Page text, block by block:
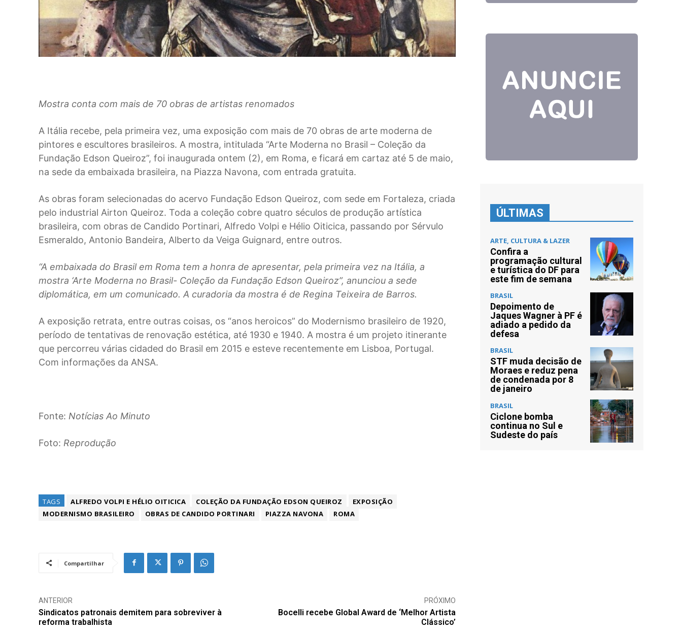
Mostra conta com mais de 70 obras de artistas renomados
A Itália recebe, pela primeira vez, uma exposição com mais de 70 obras de arte moderna de
pintores e escultores brasileiros. A mostra, intitulada “Arte Moderna no Brasil – Coleção da
Fundação Edson Queiroz”, foi inaugurada ontem (2), em Roma, e ficará em cartaz até 5 de maio,
na sede da embaixada brasileira, na Piazza Navona, com entrada gratuita.
As obras foram selecionadas do acervo Fundação Edson Queiroz, com sede em Fortaleza, criada
pelo industrial Airton Queiroz. Toda a coleção cobre quatro séculos de produção artística
brasileira, com obras de Candido Portinari, Alfredo Volpi e Hélio Oiticica, passando por Sérvulo
Esmeraldo, Antonio Bandeira, Alberto da Veiga Guignard, entre outros.
“A embaixada do Brasil em Roma tem a honra de apresentar, pela primeira vez na Itália, a
mostra ‘Arte Moderna no Brasil- Coleção da Fundação Edson Queiroz”, anunciou a sede
diplomática, em um comunicado. A curadoria da mostra é de Regina Teixeira de Barros.
A exposição retrata, entre outras coisas, os “anos heroicos” do Modernismo brasileiro de 1920,
período de tentativas de renovação estética, até 1930 e 1940. A mostra é um projeto itinerante
que percorreu várias cidaded do Brasil em 2015 e esteve recentemente em Lisboa, Portugal.
Com informações da ANSA.
Fonte: Notícias Ao Minuto
Foto: Reprodução
TAGS ALFREDO VOLPI E HÉLIO OITICICA COLEÇÃO DA FUNDAÇÃO EDSON QUEIROZ
EXPOSIÇÃO
MODERNISMO BRASILEIRO
OBRAS DE CANDIDO PORTINARI PIAZZA NAVONA ROMA
Compartilhar
ANTERIOR
Sindicatos patronais demitem para sobreviver à
reforma trabalhista
PRÓXIMO
Bocelli recebe Global Award de ‘Melhor Artista
Clássico’
ÚLTIMAS
ARTE, CULTURA & LAZER
Confira a
programação cultural
e turística do DF para
este fim de semana
BRASIL
Depoimento de
Jaques Wagner à PF é
adiado a pedido da
defesa
BRASIL
STF muda decisão de
Moraes e reduz pena
de condenada por 8
de janeiro
BRASIL
Ciclone bomba
continua no Sul e
Sudeste do país